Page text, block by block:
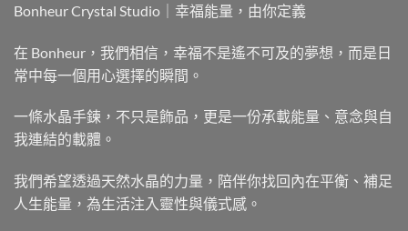
Bonheur Crystal Studio｜幸福能量，由你定義
在 Bonheur，我們相信，幸福不是遙不可及的夢想，而是日
常中每一個用心選擇的瞬間。
一條水晶手鍊，不只是飾品，更是一份承載能量、意念與自
我連結的載體。
我們希望透過天然水晶的力量，陪伴你找回內在平衡、補足
人生能量，為生活注入靈性與儀式感。